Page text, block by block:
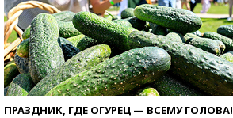
ПРАЗДНИК, ГДЕ ОГУРЕЦ — ВСЕМУ ГОЛОВА!